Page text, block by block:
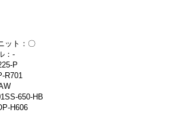
ット：〇
：-
P
R701
650-HB
H606